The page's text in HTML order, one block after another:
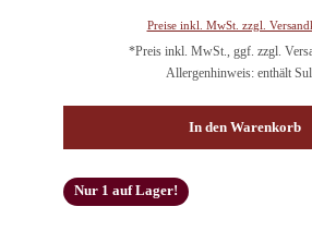
Preise inkl. MwSt. zzgl.
*Preis inkl. MwSt., ggf. zzgl.
Allergenhinweis: enthält
In den Warenkorb
Nur 1 auf Lager!